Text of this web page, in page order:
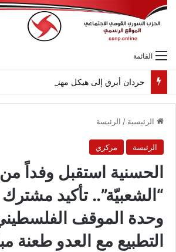
القائمة
حردان أبرق إلى هيكل مهنئاً بمناسبة عيد
الرئيسية / الرئيسة
الرئيسة مركزي
الحسنية استقبل وفداً من
“الشعبيّة”.. تأكيد
وحدة الموقف الفلسطيني
التطبيع مع العدو طعنة